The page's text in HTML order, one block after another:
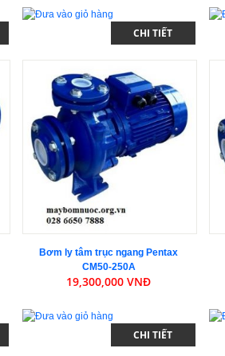
CHI TIẾT
Bơm ly tâm trục ngang Pentax
CM50-250A
19,300,000 VNĐ
CHI TIẾT